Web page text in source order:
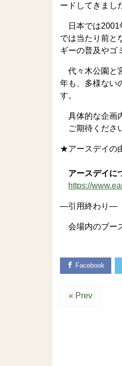
ードしてきまし
日本では2001
では当たり前と
ギーの普及やゴ
代々木公園と
年も、多様ない
す。
具体的な企画
ご期待くださ
★アースデイの
アースデイに
https://
—引用終わり—
会場内のブー
Facebook
« Prev